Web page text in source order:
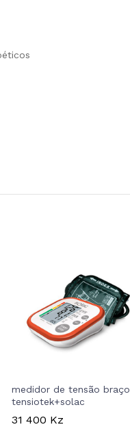
medidor de tensão braço
tensiotek+solac
31 400 Kz